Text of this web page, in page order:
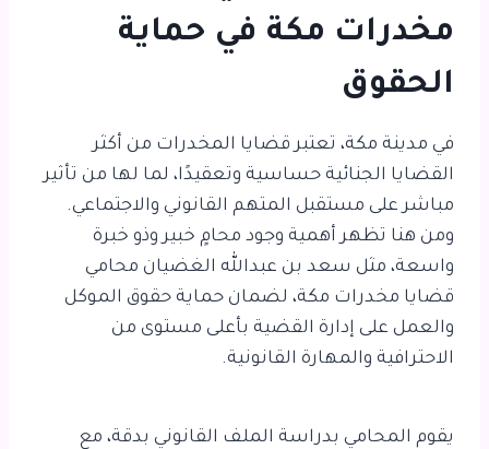
مخدرات مكة في حماية
الحقوق
في مدينة مكة، تعتبر قضايا المخدرات من أكثر
القضايا الجنائية حساسية وتعقيدًا، لما لها من تأثير
مباشر على مستقبل المتهم القانوني والاجتماعي.
ومن هنا تظهر أهمية وجود محامٍ خبير وذو خبرة
واسعة، مثل سعد بن عبدالله الغضيان محامي
قضايا مخدرات مكة، لضمان حماية حقوق الموكل
والعمل على إدارة القضية بأعلى مستوى من
الاحترافية والمهارة القانونية.
يقوم المحامي بدراسة الملف القانوني بدقة، مع